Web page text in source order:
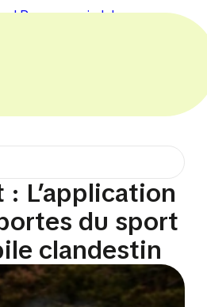
Passer au pied de page
L’application
du sport
clandestin